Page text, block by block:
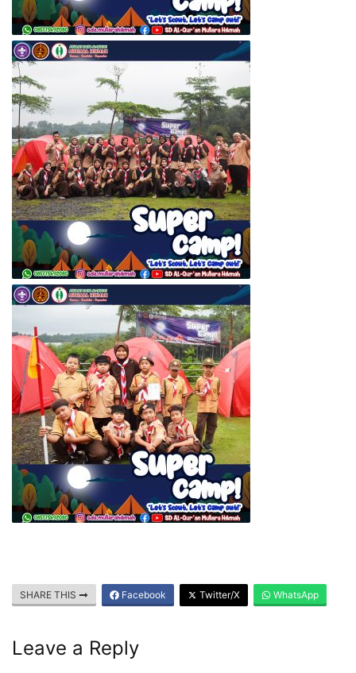
SHARE THIS Facebook Twitter/X WhatsApp
Leave a Reply